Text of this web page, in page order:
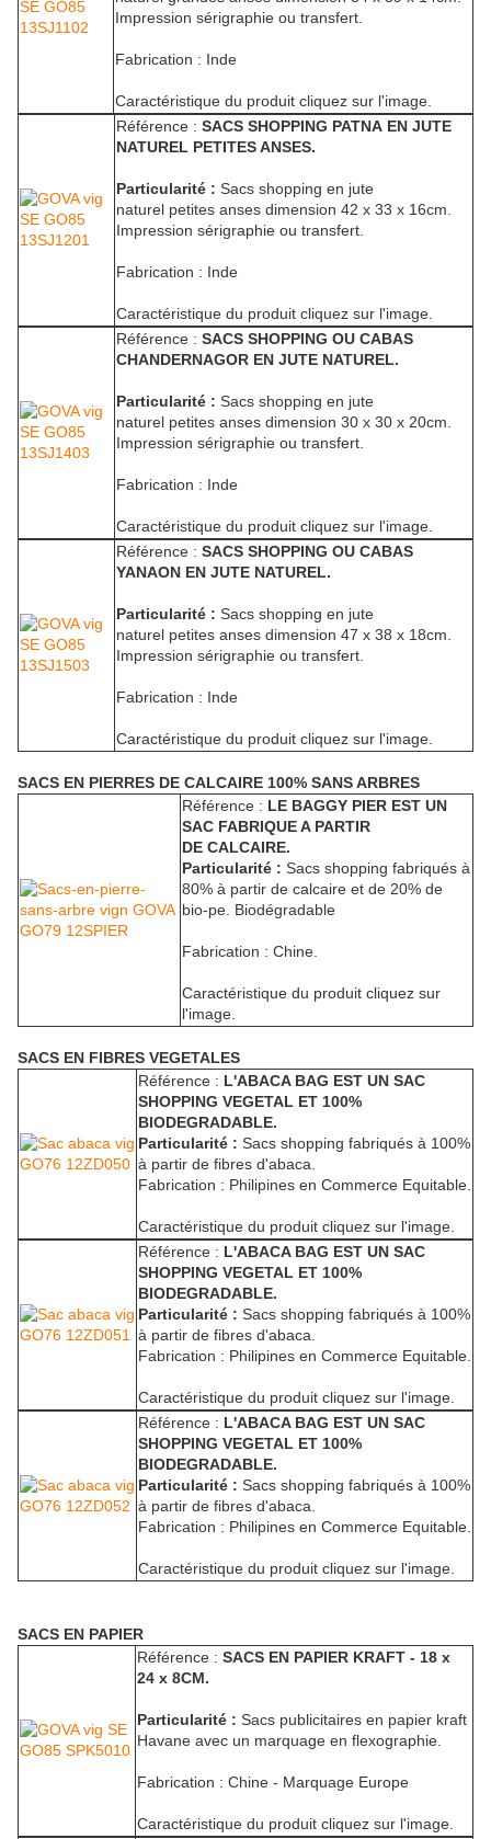
Impression sérigraphie ou transfert.
Fabrication : Inde
Caractéristique du produit cliquez sur l'image.
Référence : SACS SHOPPING PATNA EN JUTE
NATUREL PETITES ANSES.
Particularité : Sacs shopping en jute
naturel petites anses dimension 42 x 33 x 16cm.
Impression sérigraphie ou transfert.
Fabrication : Inde
Caractéristique du produit cliquez sur l'image.
Référence : SACS SHOPPING OU CABAS
CHANDERNAGOR EN JUTE NATUREL.
Particularité : Sacs shopping en jute
naturel petites anses dimension 30 x 30 x 20cm.
Impression sérigraphie ou transfert.
Fabrication : Inde
Caractéristique du produit cliquez sur l'image.
Référence : SACS SHOPPING OU CABAS
YANAON EN JUTE NATUREL.
Particularité : Sacs shopping en jute
naturel petites anses dimension 47 x 38 x 18cm.
Impression sérigraphie ou transfert.
Fabrication : Inde
Caractéristique du produit cliquez sur l'image.
SACS EN PIERRES DE CALCAIRE 100% SANS ARBRES
Référence : LE BAGGY PIER EST UN
SAC FABRIQUE A PARTIR
DE CALCAIRE.
Particularité : Sacs shopping fabriqués à
80% à partir de calcaire et de 20% de
bio-pe. Biodégradable
Fabrication : Chine.
Caractéristique du produit cliquez sur
l'image.
SACS EN FIBRES VEGETALES
Référence : L'ABACA BAG EST UN SAC
SHOPPING VEGETAL ET 100%
BIODEGRADABLE.
Particularité : Sacs shopping fabriqués à 100%
à partir de fibres d'abaca.
Fabrication : Philipines en Commerce Equitable.
Caractéristique du produit cliquez sur l'image.
Référence : L'ABACA BAG EST UN SAC
SHOPPING VEGETAL ET 100%
BIODEGRADABLE.
Particularité : Sacs shopping fabriqués à 100%
à partir de fibres d'abaca.
Fabrication : Philipines en Commerce Equitable.
Caractéristique du produit cliquez sur l'image.
Référence : L'ABACA BAG EST UN SAC
SHOPPING VEGETAL ET 100%
BIODEGRADABLE.
Particularité : Sacs shopping fabriqués à 100%
à partir de fibres d'abaca.
Fabrication : Philipines en Commerce Equitable.
Caractéristique du produit cliquez sur l'image.
SACS EN PAPIER
Référence : SACS EN PAPIER KRAFT - 18 x
24 x 8CM.
Particularité : Sacs publicitaires en papier kraft
Havane avec un marquage en flexographie.
Fabrication : Chine - Marquage Europe
Caractéristique du produit cliquez sur l'image.